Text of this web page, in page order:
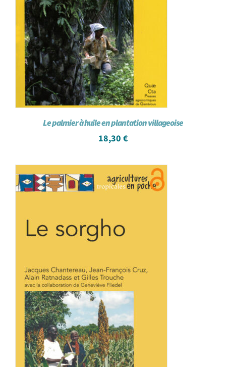
Le palmier à huile en plantation villageoise
18,30 €